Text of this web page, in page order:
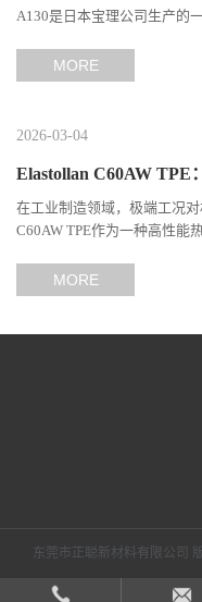
A130是日本宝理公司生产的
MORE
2026-03-04
Elastollan C60AW TPE
在工业制造领域，极端工况
C60AW TPE作为一种高性能
MORE
东莞市正聪新材料有限公司
盖德化工网